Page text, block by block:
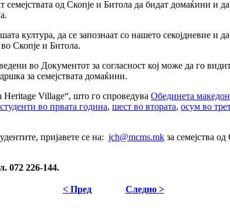
од Скопје и Битола да бидат домаќини и да
култура, да се запознаат со нашето секојдневие и да
Скопје и Битола.
во Документот за согласност кој може да го
за семејствата домаќини.
Village“, што го спроведува Обединета
во првата година, шест во втората, осум во
пријавeте се на: jch@mcms.mk за семејства
072 226-144.
< Пред Следно >